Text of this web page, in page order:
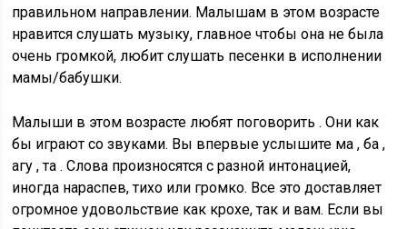
правильном направлении. Малышам в этом возрасте
нравится слушать музыку, главное чтобы она не была
очень громкой, любит слушать песенки в исполнении
мамы/бабушки.
Малыши в этом возрасте любят поговорить . Они как
бы играют со звуками. Вы впервые услышите ма , ба ,
агу , та . Слова произносятся с разной интонацией,
иногда нараспев, тихо или громко. Все это доставляет
огромное удовольствие как крохе, так и вам. Если вы